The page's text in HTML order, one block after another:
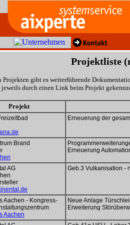
Projektliste
Projekten gibt es weiterführende
jeweils durch einen Link beim Projekt
Projekt
Erneuerung der
Brand
Erneuerung
AG
Geb.3 Vulkanisation -
Aachen - Kongress-
Aachen
Neue Anlage
Erweiterung